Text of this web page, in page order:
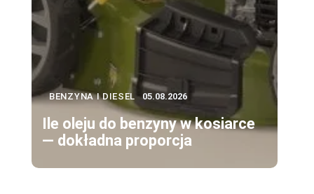
BENZYNA I DIESEL 05.08.2026
Ile oleju do benzyny w kosiarce
— dokładna proporcja